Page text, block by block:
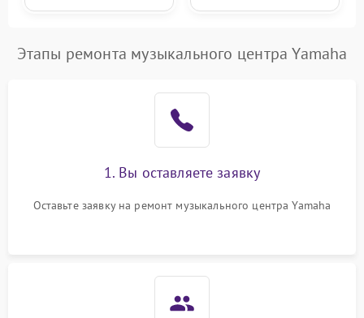
Этапы ремонта музыкального центра Yamaha
1. Вы оставляете заявку
Оставьте заявку на ремонт музыкального центра Yamaha